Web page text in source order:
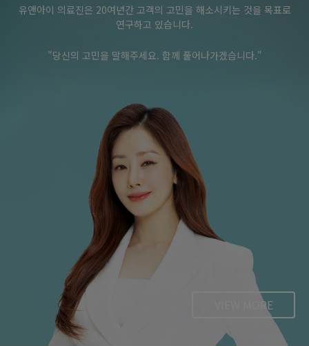
유앤아이 의료진은 20여년간 고객의 고민을 해소시키는 것을 목표로
연구하고 있습니다.
"당신의 고민을 말해주세요. 함께 풀어나가겠습니다."
VIEW MORE